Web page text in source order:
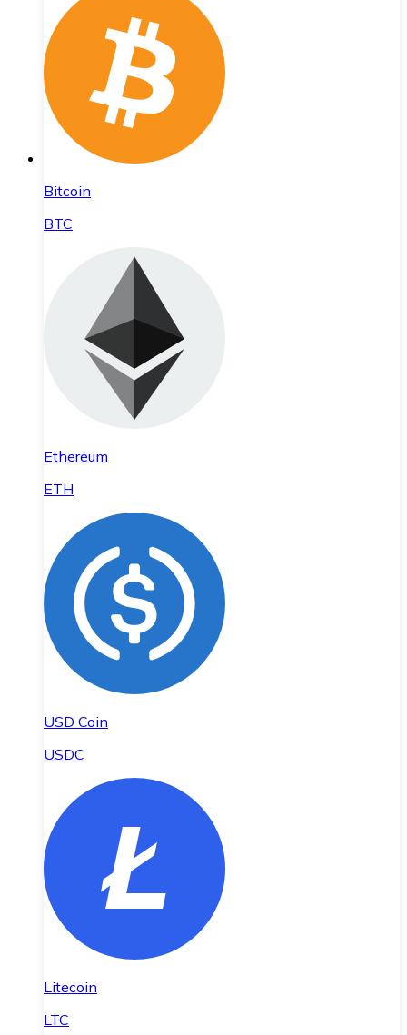
Bitcoin
BTC
Ethereum
ETH
USD Coin
USDC
Litecoin
LTC